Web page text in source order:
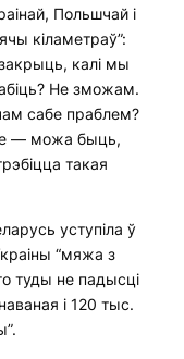
Польшчай і
кіламетраў”:
калі мы
Не зможам.
сабе праблем?
— можа быць,
такая
уступіла ў
“мяжа з
туды не падысці
і 120 тыс.